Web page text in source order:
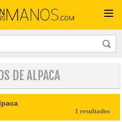
DE ALPACA
1 resultados